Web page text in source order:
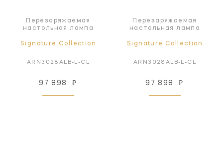
Перезаряжаемая
настольная лампа
Signature Collection
ARN3028ALB-L-CL
97 898 ₽
Перезаряжаемая
настольная лампа
Signature Collection
ARN3028ALB-L-CL
97 898 ₽